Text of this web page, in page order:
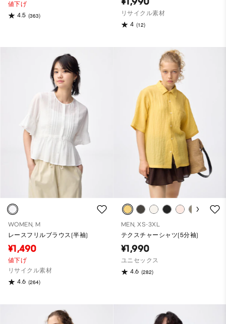
値下げ
4.5 (363)
リサイクル素材
4 (12)
WOMEN, M
レースフリルブラウス(半袖)
¥1,490
値下げ
リサイクル素材
4.6 (264)
MEN, XS-3XL
テクスチャーシャツ(5分袖)
¥1,990
ユニセックス
4.6 (282)